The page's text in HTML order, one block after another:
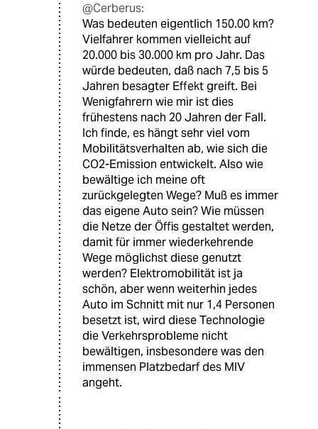
@Cerberus:
Was bedeuten eigentlich 150.00 km?
Vielfahrer kommen vielleicht auf
20.000 bis 30.000 km pro Jahr. Das
würde bedeuten, daß nach 7,5 bis 5
Jahren besagter Effekt greift. Bei
Wenigfahrern wie mir ist dies
frühestens nach 20 Jahren der Fall.
Ich finde, es hängt sehr viel vom
Mobilitätsverhalten ab, wie sich die
CO2-Emission entwickelt. Also wie
bewältige ich meine oft
zurückgelegten Wege? Muß es immer
das eigene Auto sein? Wie müssen
die Netze der Öffis gestaltet werden,
damit für immer wiederkehrende
Wege möglichst diese genutzt
werden? Elektromobilität ist ja
schön, aber wenn weiterhin jedes
Auto im Schnitt mit nur 1,4 Personen
besetzt ist, wird diese Technologie
die Verkehrsprobleme nicht
bewältigen, insbesondere was den
immensen Platzbedarf des MIV
angeht.